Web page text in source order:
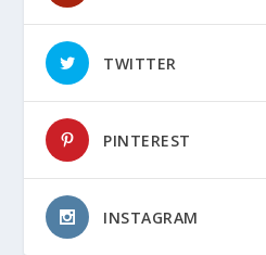
TWITTER
PINTEREST
INSTAGRAM